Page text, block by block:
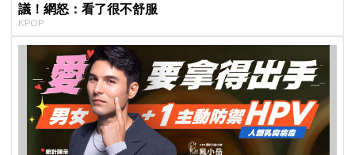
議！網怒：看了很不舒服
KPOP